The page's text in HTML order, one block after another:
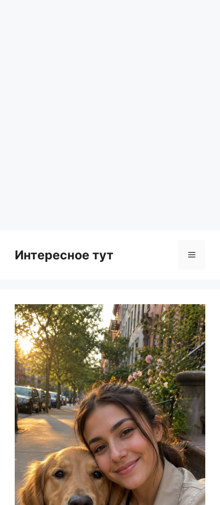
Интересное тут Menu